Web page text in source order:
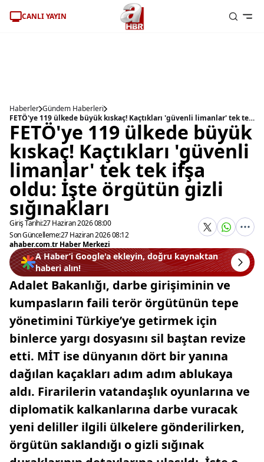
CANLI YAYIN
Haberler Gündem Haberleri
FETÖ'ye 119 ülkede büyük kıskaç! Kaçtıkları 'güvenli limanlar' tek tek ifşa oldu: İşte örgütün gizli sığınakları
FETÖ'ye 119 ülkede büyük
kıskaç! Kaçtıkları 'güvenli
limanlar' tek tek ifşa
oldu: İşte örgütün gizli
sığınakları
Giriş Tarihi:27 Haziran 2026 08:00
Son Güncelleme:27 Haziran 2026 08:12
ahaber.com.tr Haber Merkezi
A Haber’i Google'a ekleyin, doğru kaynaktan
haberi alın!
Adalet Bakanlığı, darbe girişiminin ve
kumpasların faili terör örgütünün tepe
yönetimini Türkiye’ye getirmek için
binlerce yargı dosyasını sil baştan revize
etti. MİT ise dünyanın dört bir yanına
dağılan kaçakları adım adım ablukaya
aldı. Firarilerin vatandaşlık oyunlarına ve
diplomatik kalkanlarına darbe vuracak
yeni deliller ilgili ülkelere gönderilirken,
örgütün saklandığı o gizli sığınak